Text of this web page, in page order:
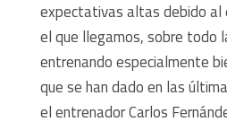
expectativas altas debido
el que llegamos, sobre todo
entrenando especialmente
que se han dado en las
el entrenador Carlos